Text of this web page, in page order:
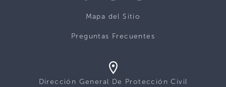
Mapa del Sitio
Preguntas Frecuentes
Dirección General De Protección Civil